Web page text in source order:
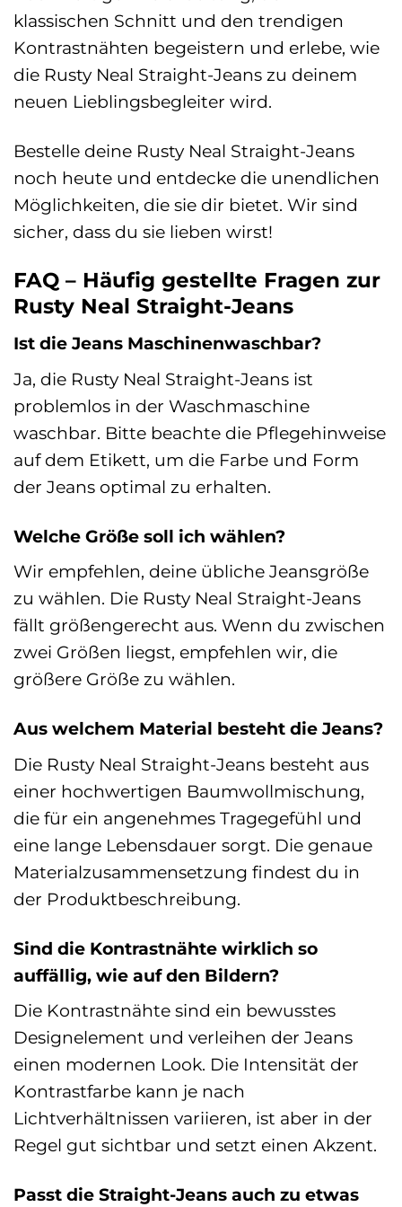
klassischen Schnitt und den trendigen
Kontrastnähten begeistern und erlebe, wie
die Rusty Neal Straight-Jeans zu deinem
neuen Lieblingsbegleiter wird.
Bestelle deine Rusty Neal Straight-Jeans
noch heute und entdecke die unendlichen
Möglichkeiten, die sie dir bietet. Wir sind
sicher, dass du sie lieben wirst!
FAQ – Häufig gestellte Fragen zur
Rusty Neal Straight-Jeans
Ist die Jeans Maschinenwaschbar?
Ja, die Rusty Neal Straight-Jeans ist
problemlos in der Waschmaschine
waschbar. Bitte beachte die Pflegehinweise
auf dem Etikett, um die Farbe und Form
der Jeans optimal zu erhalten.
Welche Größe soll ich wählen?
Wir empfehlen, deine übliche Jeansgröße
zu wählen. Die Rusty Neal Straight-Jeans
fällt größengerecht aus. Wenn du zwischen
zwei Größen liegst, empfehlen wir, die
größere Größe zu wählen.
Aus welchem Material besteht die Jeans?
Die Rusty Neal Straight-Jeans besteht aus
einer hochwertigen Baumwollmischung,
die für ein angenehmes Tragegefühl und
eine lange Lebensdauer sorgt. Die genaue
Materialzusammensetzung findest du in
der Produktbeschreibung.
Sind die Kontrastnähte wirklich so
auffällig, wie auf den Bildern?
Die Kontrastnähte sind ein bewusstes
Designelement und verleihen der Jeans
einen modernen Look. Die Intensität der
Kontrastfarbe kann je nach
Lichtverhältnissen variieren, ist aber in der
Regel gut sichtbar und setzt einen Akzent.
Passt die Straight-Jeans auch zu etwas